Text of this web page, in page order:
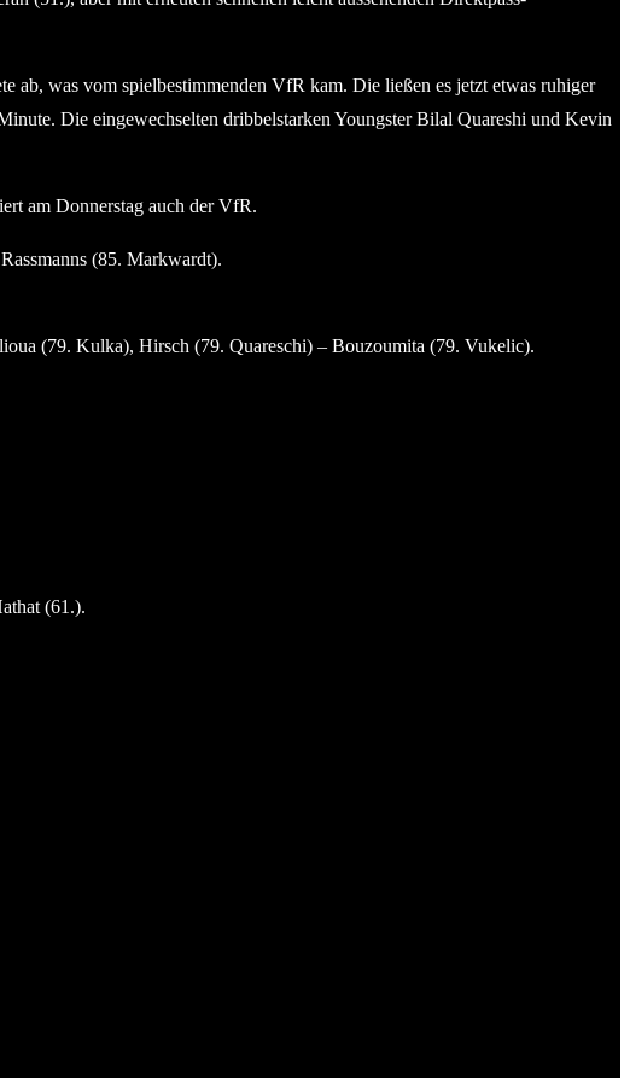
ab, was vom spielbestimmenden VfR kam. Die ließen es jetzt etwas ruhiger
Die eingewechselten dribbelstarken Youngster Bilal Quareshi und Kevin
am Donnerstag auch der VfR.
(85. Markwardt).
(79. Kulka), Hirsch (79. Quareschi) – Bouzoumita (79. Vukelic).
(61.).